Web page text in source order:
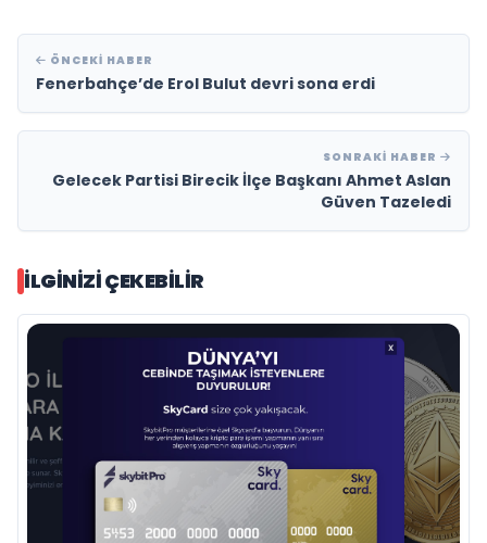
ÖNCEKI HABER
Fenerbahçe’de Erol Bulut devri sona erdi
SONRAKI HABER
Gelecek Partisi Birecik İlçe Başkanı Ahmet Aslan
Güven Tazeledi
İLGINIZI ÇEKEBILIR